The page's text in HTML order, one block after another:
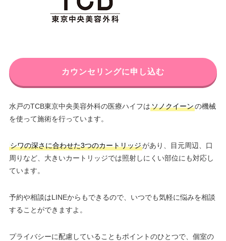
カウンセリングに申し込む
水戸のTCB東京中央美容外科の医療ハイフはソノクイーンの機械
を使って施術を行っています。
シワの深さに合わせた3つのカートリッジがあり、目元周辺、口
周りなど、大きいカートリッジでは照射しにくい部位にも対応し
ています。
予約や相談はLINEからもできるので、いつでも気軽に悩みを相談
することができますよ。
プライバシーに配慮していることもポイントのひとつで、個室の